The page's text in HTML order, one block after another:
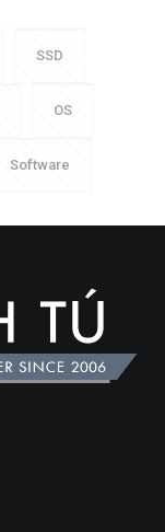
SSD
OS
Software